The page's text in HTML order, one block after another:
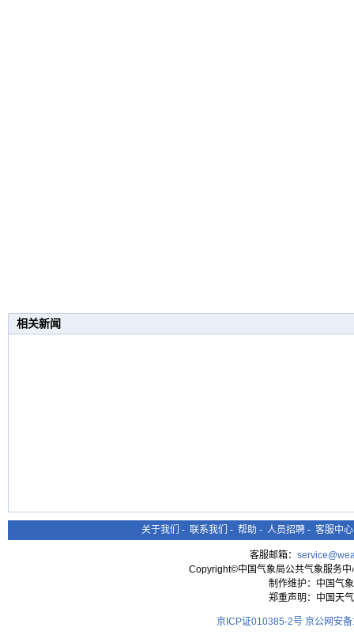
相关新闻
关于我们 - 联系我们 - 帮助 - 人员招聘 - 客服中心
客服邮箱：
Copyright©中国气象局公共气象服务
制作维护：中国气
郑重声明：中国天
京ICP证010385-2号 京公网安